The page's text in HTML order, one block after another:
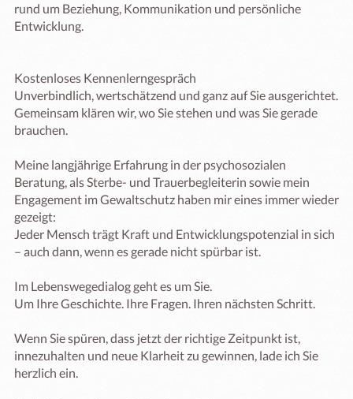
rund um Beziehung, Kommunikation und persönliche
Entwicklung.
Kostenloses Kennenlerngespräch
Unverbindlich, wertschätzend und ganz auf Sie ausgerichtet.
Gemeinsam klären wir, wo Sie stehen und was Sie gerade
brauchen.
Meine langjährige Erfahrung in der psychosozialen
Beratung, als Sterbe- und Trauerbegleiterin sowie mein
Engagement im Gewaltschutz haben mir eines immer wieder
gezeigt:
Jeder Mensch trägt Kraft und Entwicklungspotenzial in sich
– auch dann, wenn es gerade nicht spürbar ist.
Im Lebenswegedialog geht es um Sie.
Um Ihre Geschichte. Ihre Fragen. Ihren nächsten Schritt.
Wenn Sie spüren, dass jetzt der richtige Zeitpunkt ist,
innezuhalten und neue Klarheit zu gewinnen, lade ich Sie
herzlich ein.